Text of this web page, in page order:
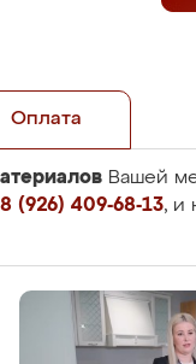
Оплата
Вашей
8 (926) 409-68-13, и